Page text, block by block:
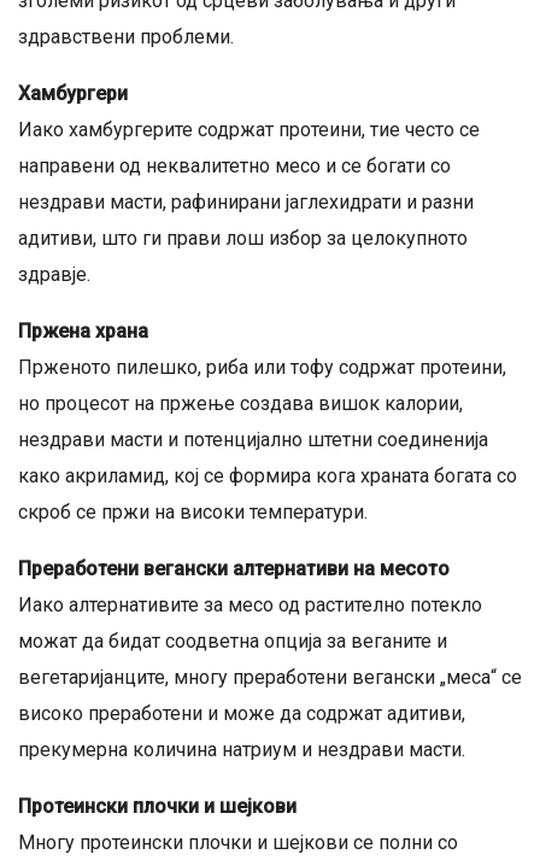
здравствени проблеми.
Хамбургери
Иако хамбургерите содржат протеини, тие често се
направени од неквалитетно месо и се богати со
нездрави масти, рафинирани јаглехидрати и разни
адитиви, што ги прави лош избор за целокупното
здравје.
Пржена храна
Прженото пилешко, риба или тофу содржат протеини,
но процесот на пржење создава вишок калории,
нездрави масти и потенцијално штетни соединенија
како акриламид, кој се формира кога храната богата со
скроб се пржи на високи температури.
Преработени вегански алтернативи на месото
Иако алтернативите за месо од растително потекло
можат да бидат соодветна опција за веганите и
вегетаријанците, многу преработени вегански „меса“ се
високо преработени и може да содржат адитиви,
прекумерна количина натриум и нездрави масти.
Протеински плочки и шејкови
Многу протеински плочки и шејкови се полни со